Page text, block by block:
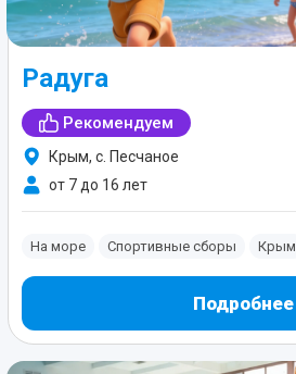
Радуга
Рекомендуем
Крым, с. Песчаное
от 7 до 16 лет
На море Спортивные сборы Крым
Подробнее